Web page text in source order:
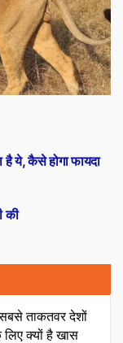
की
ये, कैसे होगा फायदा
ताकतवर देशों
क्यों है खास